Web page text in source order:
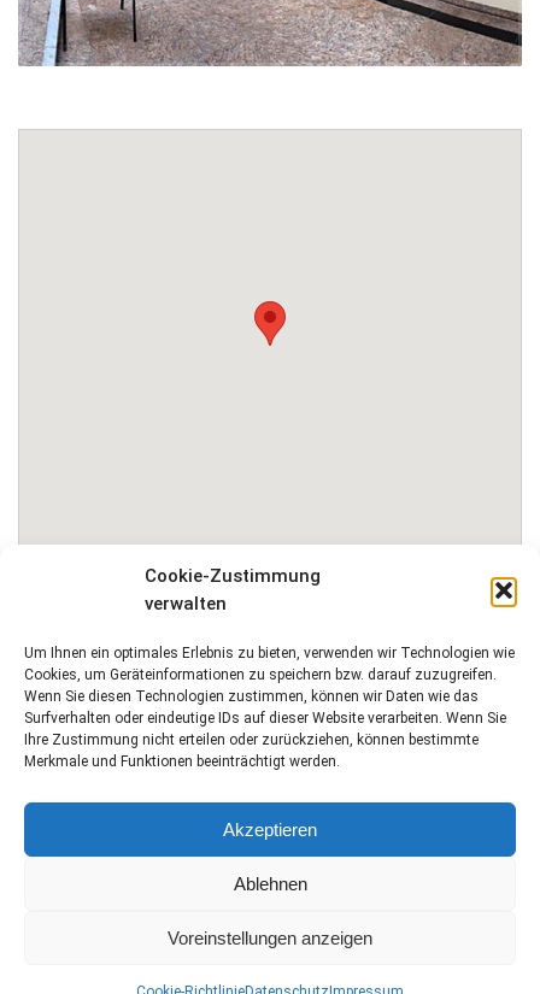
Cookie-Zustimmung
verwalten
Um Ihnen ein optimales Erlebnis zu bieten, verwenden wir Technologien wie
Cookies, um Geräteinformationen zu speichern bzw. darauf zuzugreifen.
Wenn Sie diesen Technologien zustimmen, können wir Daten wie das
Surfverhalten oder eindeutige IDs auf dieser Website verarbeiten. Wenn Sie
Ihre Zustimmung nicht erteilen oder zurückziehen, können bestimmte
Merkmale und Funktionen beeinträchtigt werden.
Akzeptieren
Ablehnen
Voreinstellungen anzeigen
Datenschutz
Kontakt
Cookie-Richtlinie (EU)